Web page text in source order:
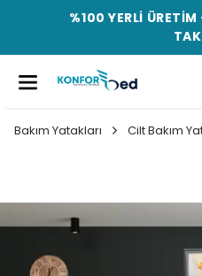
%100 YERLİ
Bakım Yatakları Cilt Bakım